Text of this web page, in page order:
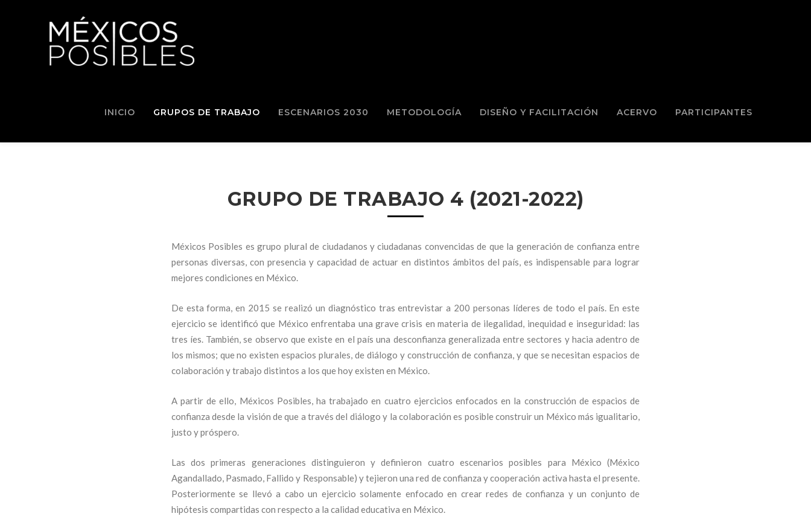
INICIO GRUPOS DE TRABAJO ESCENARIOS 2030 METODOLOGÍA DISEÑO Y FACILITACIÓN ACERVO PARTICIPANTES
GRUPO DE TRABAJO 4 (2021-2022)
Méxicos Posibles es grupo plural de ciudadanos y ciudadanas convencidas de que la generación de confianza entre
personas diversas, con presencia y capacidad de actuar en distintos ámbitos del país, es indispensable para lograr
mejores condiciones en México.
De esta forma, en 2015 se realizó un diagnóstico tras entrevistar a 200 personas líderes de todo el país. En este
ejercicio se identificó que México enfrentaba una grave crisis en materia de ilegalidad, inequidad e inseguridad: las
tres íes. También, se observo que existe en el país una desconfianza generalizada entre sectores y hacia adentro de
los mismos; que no existen espacios plurales, de diálogo y construcción de confianza, y que se necesitan espacios de
colaboración y trabajo distintos a los que hoy existen en México.
A partir de ello, Méxicos Posibles, ha trabajado en cuatro ejercicios enfocados en la construcción de espacios de
confianza desde la visión de que a través del diálogo y la colaboración es posible construir un México más igualitario,
justo y próspero.
Las dos primeras generaciones distinguieron y definieron cuatro escenarios posibles para México (México
Agandallado, Pasmado, Fallido y Responsable) y tejieron una red de confianza y cooperación activa hasta el presente.
Posteriormente se llevó a cabo un ejercicio solamente enfocado en crear redes de confianza y un conjunto de
hipótesis compartidas con respecto a la calidad educativa en México.